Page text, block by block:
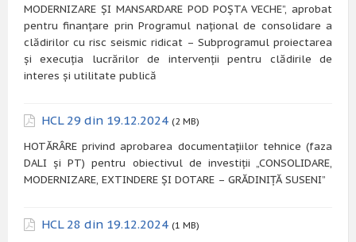
MODERNIZARE ȘI MANSARDARE POD POȘTA VECHE”, aprobat
pentru finanțare prin Programul național de consolidare a
clădirilor cu risc seismic ridicat – Subprogramul proiectarea
și execuția lucrărilor de intervenții pentru clădirile de
interes și utilitate publică
HCL 29 din 19.12.2024 (2 MB)
HOTĂRÂRE privind aprobarea documentațiilor tehnice (faza
DALI și PT) pentru obiectivul de investiții „CONSOLIDARE,
MODERNIZARE, EXTINDERE ȘI DOTARE – GRĂDINIȚĂ SUSENI”
HCL 28 din 19.12.2024 (1 MB)